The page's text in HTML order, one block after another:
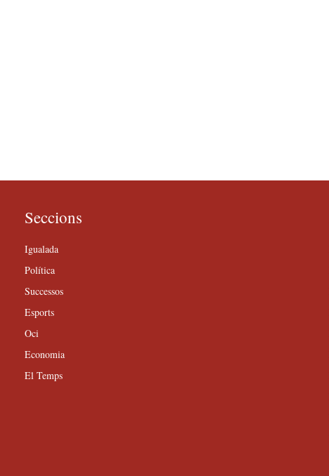
Seccions
Igualada
Política
Successos
Esports
Oci
Economia
El Temps